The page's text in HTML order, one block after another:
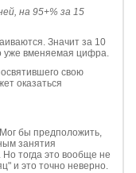
на 95+% за 15
Значит за 10
уже вменяемая цифра.
свою
оказаться
бы предположить,
занятия
тогда это вообще не
и это точно неверно.